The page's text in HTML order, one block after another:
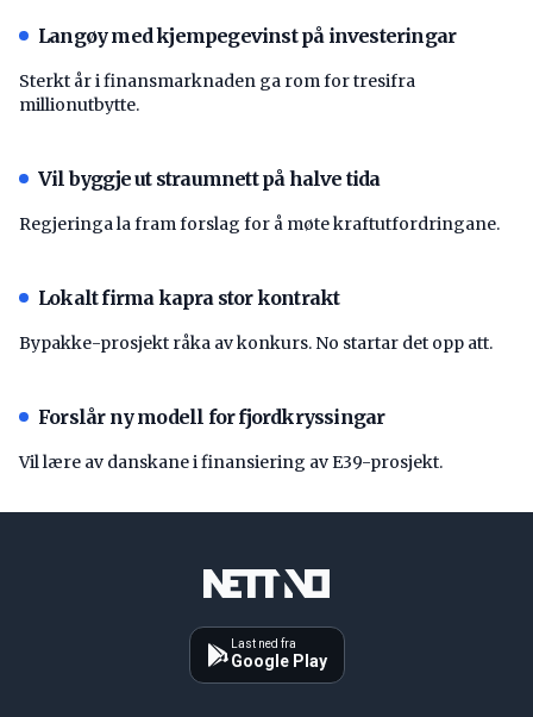
Langøy med kjempegevinst på investeringar
Sterkt år i finansmarknaden ga rom for tresifra
millionutbytte.
Vil byggje ut straumnett på halve tida
Regjeringa la fram forslag for å møte kraftutfordringane.
Lokalt firma kapra stor kontrakt
Bypakke-prosjekt råka av konkurs. No startar det opp att.
Forslår ny modell for fjordkryssingar
Vil lære av danskane i finansiering av E39-prosjekt.
Last ned fra
Google Play